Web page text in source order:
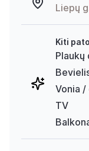
Liepų
Kiti
Vonia /
TV